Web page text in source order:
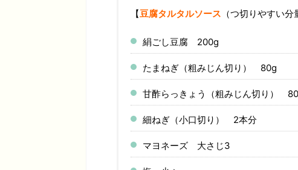
【豆腐タルタルソース （つ切りやすい分
絹ごし豆腐 200g
たまねぎ（粗みじん切り） 80g
甘酢らっきょう（粗みじん切り）
細ねぎ（小口切り） 2本分
マヨネーズ 大さじ3